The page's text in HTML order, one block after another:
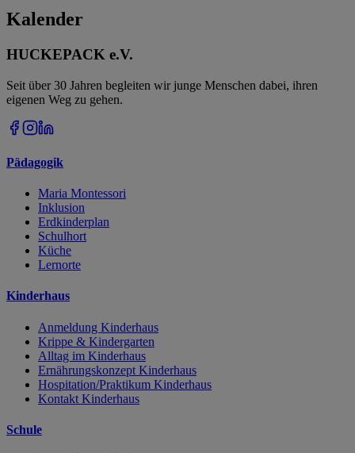
Kalender
HUCKEPACK e.V.
Seit über 30 Jahren begleiten wir junge Menschen dabei, ihren
eigenen Weg zu gehen.
Pädagogik
Maria Montessori
Inklusion
Erdkinderplan
Schulhort
Küche
Lernorte
Kinderhaus
Anmeldung Kinderhaus
Krippe & Kindergarten
Alltag im Kinderhaus
Ernährungskonzept Kinderhaus
Hospitation/Praktikum Kinderhaus
Kontakt Kinderhaus
Schule